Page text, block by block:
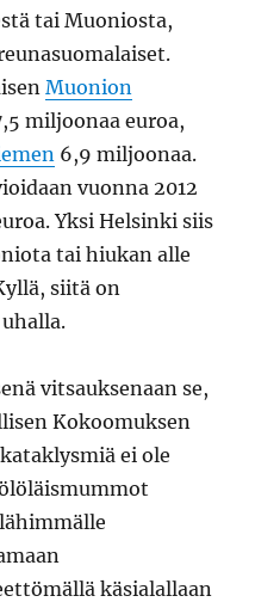
tai Muoniosta,
Muonion
miljoonaa euroa,
6,9 miljoonaa.
vuonna 2012
Yksi Helsinki siis
tai hiukan alle
siitä on
vitsauksenaan se,
Kokoomuksen
ei ole
käsialallaan